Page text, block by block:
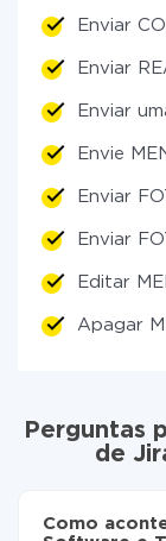
Enviar
Enviar
Enviar
Envie
Enviar
Enviar
Editar
Apagar
Perguntas
de
Como